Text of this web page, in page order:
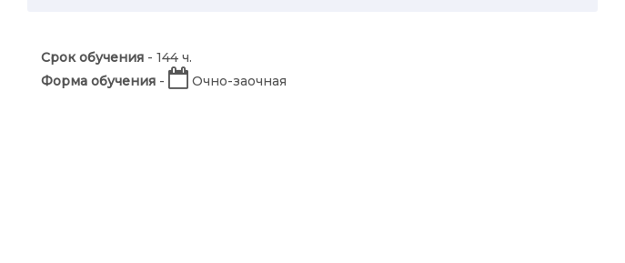
Срок обучения - 144 ч.
Форма обучения - Очно-заочная